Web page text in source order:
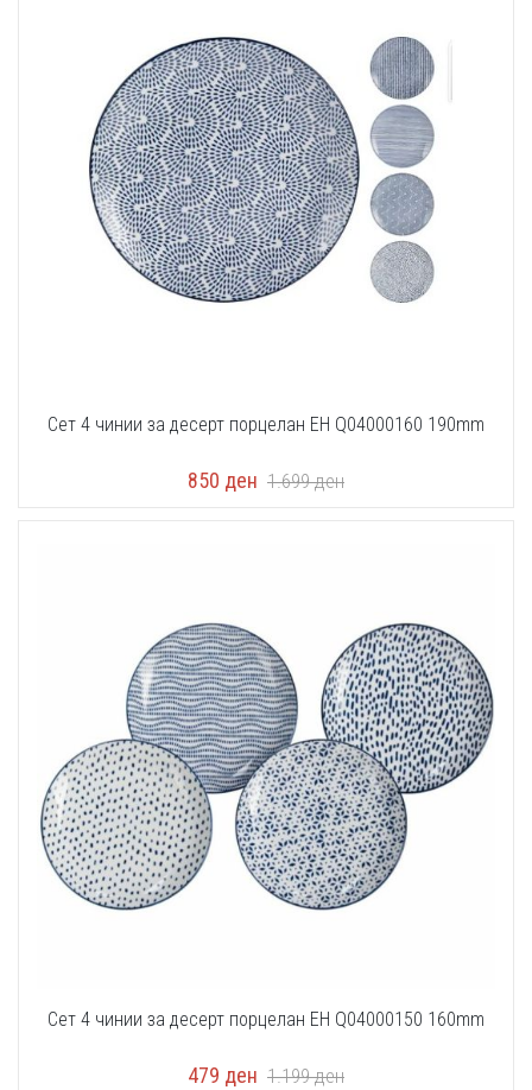
Сет 4 чинии за десерт порцелан EH Q04000160 190mm
850 ден 1.699ден
Сет 4 чинии за десерт порцелан EH Q04000150 160mm
479 ден 1.199ден